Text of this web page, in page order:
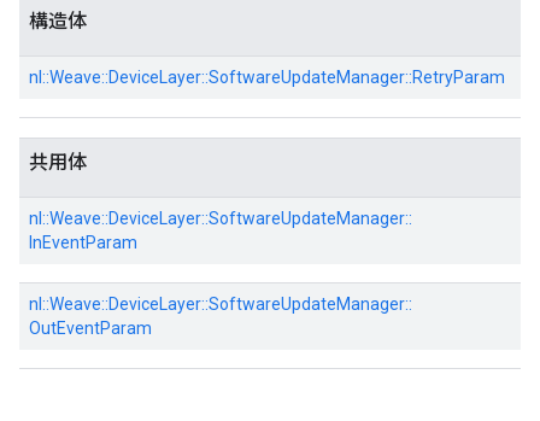
構造体
nl::Weave::DeviceLayer::SoftwareUpdateManager::RetryParam
共用体
nl::Weave::DeviceLayer::SoftwareUpdateManager::
InEventParam
nl::Weave::DeviceLayer::SoftwareUpdateManager::
OutEventParam